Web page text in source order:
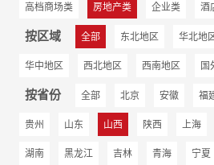
高档商场类 房地产类 企业类 酒
按区域 全部 东北地区 华北地
华中地区 西北地区 西南地区 国
按省份 全部 北京 安徽 福
贵州 山东 山西 陕西 上海
湖南 黑龙江 吉林 青海 宁夏